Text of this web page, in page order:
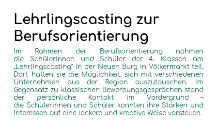
Lehrlingscasting zur
Berufsorientierung
Im Rahmen der Berufsorientierung nahmen
die Schülerinnen und Schüler der 4. Klassen am
„Lehrlingscasting“ in der Neuen Burg in Völkermarkt teil.
Dort hatten sie die Möglichkeit, sich mit verschiedenen
Unternehmen aus der Region auszutauschen. Im
Gegensatz zu klassischen Bewerbungsgesprächen stand
der persönliche Kontakt im Vordergrund –
die Schülerinnen und Schüler konnten ihre Stärken und
Interessen auf eine lockere und kreative Weise vorstellen.